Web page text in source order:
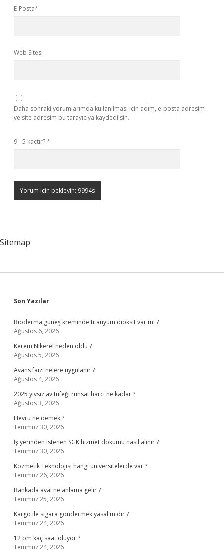
E-Posta*
Web Sitesi
Daha sonraki yorumlarımda kullanılması için adım, e-posta adresim
ve site adresim bu tarayıcıya kaydedilsin.
9 - 5 kaçtır?*
Sitemap
Sidebar
Son Yazılar
Bioderma güneş kreminde titanyum dioksit var mı ?
Ağustos 6, 2026
Kerem Nikerel neden öldü ?
Ağustos 5, 2026
Avans faizi nelere uygulanır ?
Ağustos 4, 2026
2025 yivsiz av tüfeği ruhsat harcı ne kadar ?
Ağustos 3, 2026
Hevrü ne demek ?
Temmuz 30, 2026
İş yerinden istenen SGK hizmet dökümü nasıl alınır ?
Temmuz 30, 2026
Kozmetik Teknolojisi hangi üniversitelerde var ?
Temmuz 26, 2026
Bankada aval ne anlama gelir ?
Temmuz 25, 2026
Kargo ile sigara göndermek yasal mıdır ?
Temmuz 24, 2026
12 pm kaç saat oluyor ?
Temmuz 24, 2026